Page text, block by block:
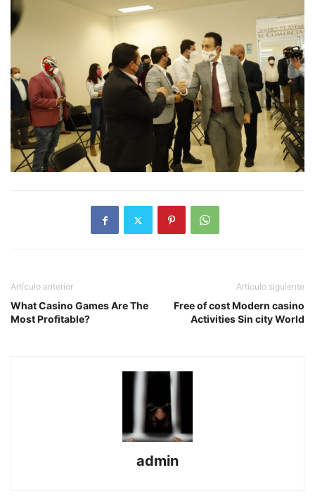
Artículo anterior
What Casino Games Are The
Most Profitable?
Artículo siguiente
Free of cost Modern casino
Activities Sin city World
admin